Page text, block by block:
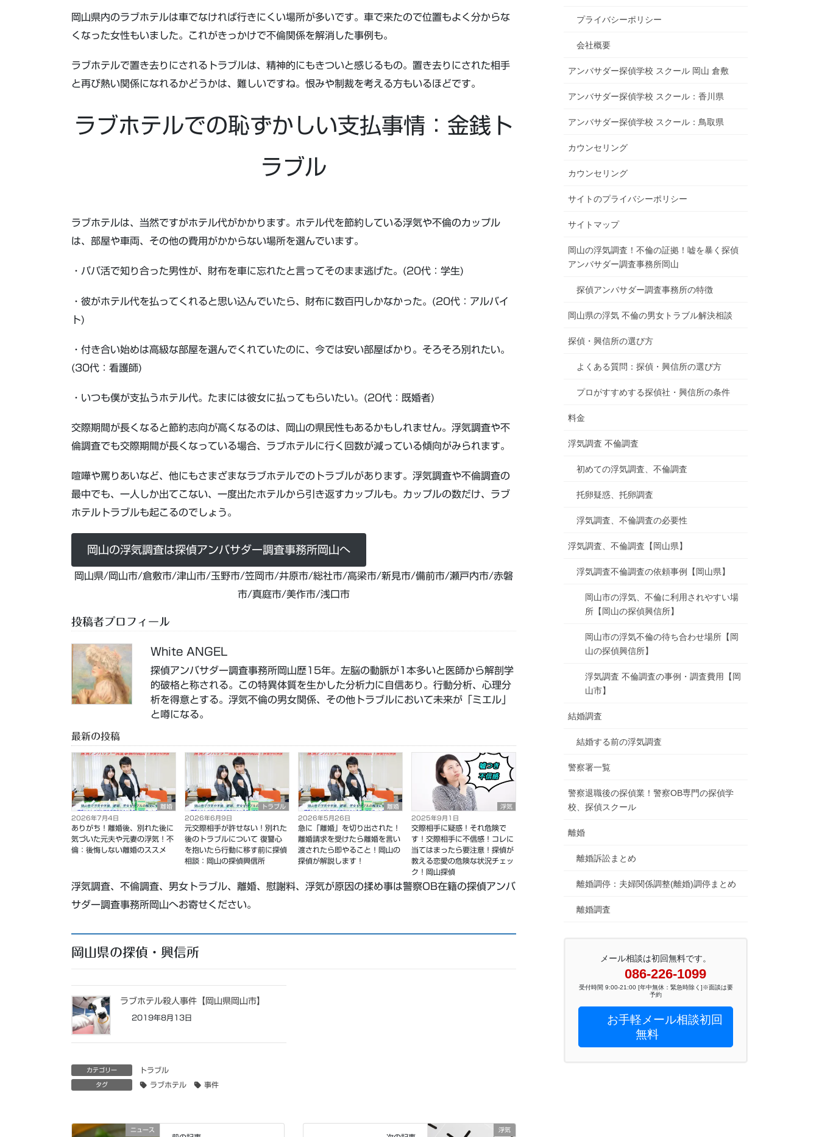
岡山県内のラブホテルは車でなければ行きにくい場所が多いです。車で来たので位置もよく分からな
くなった女性もいました。これがきっかけで不倫関係を解消した事例も。
ラブホテルで置き去りにされるトラブルは、精神的にもきついと感じるもの。置き去りにされた相手
と再び熱い関係になれるかどうかは、難しいですね。恨みや制裁を考える方もいるほどです。
ラブホテルでの恥ずかしい支払事情：金銭ト
ラブル
ラブホテルは、当然ですがホテル代がかかります。ホテル代を節約している浮気や不倫のカップル
は、部屋や車両、その他の費用がかからない場所を選んでいます。
・パパ活で知り合った男性が、財布を車に忘れたと言ってそのまま逃げた。(20代：学生)
・彼がホテル代を払ってくれると思い込んでいたら、財布に数百円しかなかった。(20代：アルバイ
ト)
・付き合い始めは高級な部屋を選んでくれていたのに、今では安い部屋ばかり。そろそろ別れたい。
(30代：看護師)
・いつも僕が支払うホテル代。たまには彼女に払ってもらいたい。(20代：既婚者)
交際期間が長くなると節約志向が高くなるのは、岡山の県民性もあるかもしれません。浮気調査や不
倫調査でも交際期間が長くなっている場合、ラブホテルに行く回数が減っている傾向がみられます。
喧嘩や罵りあいなど、他にもさまざまなラブホテルでのトラブルがあります。浮気調査や不倫調査の
最中でも、一人しか出てこない、一度出たホテルから引き返すカップルも。カップルの数だけ、ラブ
ホテルトラブルも起こるのでしょう。
岡山の浮気調査は探偵アンバサダー調査事務所岡山へ
岡山県/岡山市/倉敷市/津山市/玉野市/笠岡市/井原市/総社市/高梁市/新見市/備前市/瀬戸内市/赤磐
市/真庭市/美作市/浅口市
投稿者プロフィール
White ANGEL
探偵アンバサダー調査事務所岡山歴15年。左脳の動脈が1本多いと医師から解剖学
的破格と称される。この特異体質を生かした分析力に自信あり。行動分析、心理分
析を得意とする。浮気不倫の男女関係、その他トラブルにおいて未来が「ミエル」
と噂になる。
最新の投稿
離婚
2026年7月4日
ありがち！離婚後、別れた後に
気づいた元夫や元妻の浮気！不
倫：後悔しない離婚のススメ
トラブル
2026年6月9日
元交際相手が許せない！別れた
後のトラブルについて 復讐心
を抱いたら行動に移す前に探偵
相談：岡山の探偵興信所
離婚
2026年5月26日
急に「離婚」を切り出された！
離婚請求を受けたら離婚を言い
渡されたら即やること！岡山の
探偵が解説します！
浮気
2025年9月1日
交際相手に疑惑！それ危険で
す！交際相手に不信感！コレに
当てはまったら要注意！探偵が
教える恋愛の危険な状況チェッ
ク！岡山探偵
浮気調査、不倫調査、男女トラブル、離婚、慰謝料、浮気が原因の揉め事は警察OB在籍の探偵アンバ
サダー調査事務所岡山へお寄せください。
岡山県の探偵・興信所
ラブホテル殺人事件【岡山県岡山市】
2019年8月13日
カテゴリー トラブル
タグ ラブホテル 事件
ニュース 浮気
プライバシーポリシー
会社概要
アンバサダー探偵学校 スクール 岡山 倉敷
アンバサダー探偵学校 スクール：香川県
アンバサダー探偵学校 スクール：鳥取県
カウンセリング
カウンセリング
サイトのプライバシーポリシー
サイトマップ
岡山の浮気調査！不倫の証拠！嘘を暴く探偵
アンバサダー調査事務所岡山
探偵アンバサダー調査事務所の特徴
岡山県の浮気 不倫の男女トラブル解決相談
探偵・興信所の選び方
よくある質問：探偵・興信所の選び方
プロがすすめする探偵社・興信所の条件
料金
浮気調査 不倫調査
初めての浮気調査、不倫調査
托卵疑惑、托卵調査
浮気調査、不倫調査の必要性
浮気調査、不倫調査【岡山県】
浮気調査不倫調査の依頼事例【岡山県】
岡山市の浮気、不倫に利用されやすい場
所【岡山の探偵興信所】
岡山市の浮気不倫の待ち合わせ場所【岡
山の探偵興信所】
浮気調査 不倫調査の事例・調査費用【岡
山市】
結婚調査
結婚する前の浮気調査
警察署一覧
警察退職後の探偵業！警察OB専門の探偵学
校、探偵スクール
離婚
離婚訴訟まとめ
離婚調停：夫婦関係調整(離婚)調停まとめ
離婚調査
メール相談は初回無料です。
086-226-1099
受付時間 9:00-21:00 [年中無休：緊急時除く]※面談は要
予約
お手軽メール相談初回
無料